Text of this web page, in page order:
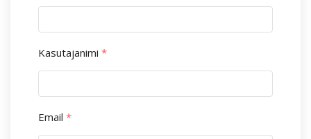
Kasutajanimi *
Email *